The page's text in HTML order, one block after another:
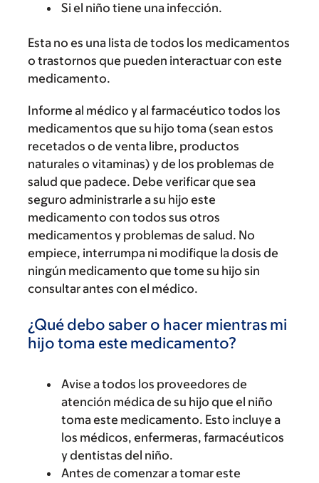
Si el niño tiene una infección.
Esta no es una lista de todos los medicamentos
o trastornos que pueden interactuar con este
medicamento.
Informe al médico y al farmacéutico todos los
medicamentos que su hijo toma (sean estos
recetados o de venta libre, productos
naturales o vitaminas) y de los problemas de
salud que padece. Debe verificar que sea
seguro administrarle a su hijo este
medicamento con todos sus otros
medicamentos y problemas de salud. No
empiece, interrumpa ni modifique la dosis de
ningún medicamento que tome su hijo sin
consultar antes con el médico.
¿Qué debo saber o hacer mientras mi
hijo toma este medicamento?
Avise a todos los proveedores de
atención médica de su hijo que el niño
toma este medicamento. Esto incluye a
los médicos, enfermeras, farmacéuticos
y dentistas del niño.
Antes de comenzar a tomar este